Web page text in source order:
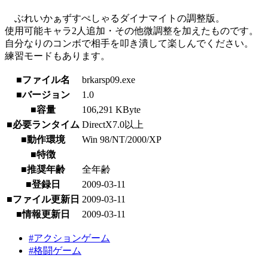
ぶれいかぁずすぺしゃるダイナマイトの調整版。
使用可能キャラ2人追加・その他微調整を加えたものです。
自分なりのコンボで相手を叩き潰して楽しんでください。
練習モードもあります。
■ファイル名
brkarsp09.exe
■バージョン
1.0
■容量
106,291 KByte
■必要ランタイム DirectX7.0以上
■動作環境
Win 98/NT/2000/XP
■特徴
■推奨年齢
全年齢
■登録日
2009-03-11
■ファイル更新日 2009-03-11
■情報更新日
2009-03-11
#アクションゲーム
#格闘ゲーム